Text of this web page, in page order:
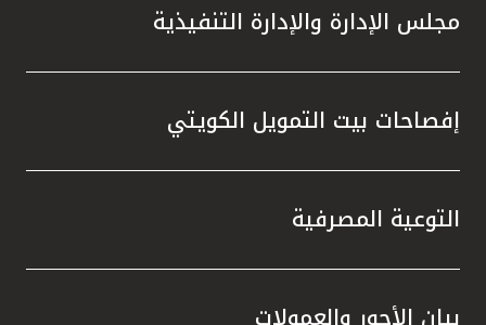
مجلس الإدارة والإدارة التنفيذية
إفصاحات بيت التمويل الكويتي
التوعية المصرفية